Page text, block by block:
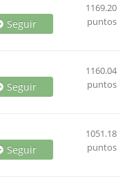
Seguir
1169.20
puntos
Seguir
1160.04
puntos
Seguir
1051.18
puntos